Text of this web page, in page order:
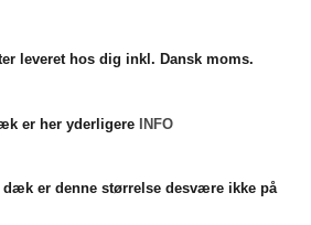
leveret hos dig inkl. Dansk moms.
er her yderligere INFO
dæk er denne størrelse desvære ikke på